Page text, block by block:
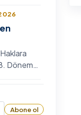
Dönem
Abone ol